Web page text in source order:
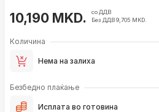
10,190 MKD.
со ДДВ
Без ДДВ 9,705 MKD.
Количина
Нема на залиха
Безбедно плаќање
Исплата во готовина